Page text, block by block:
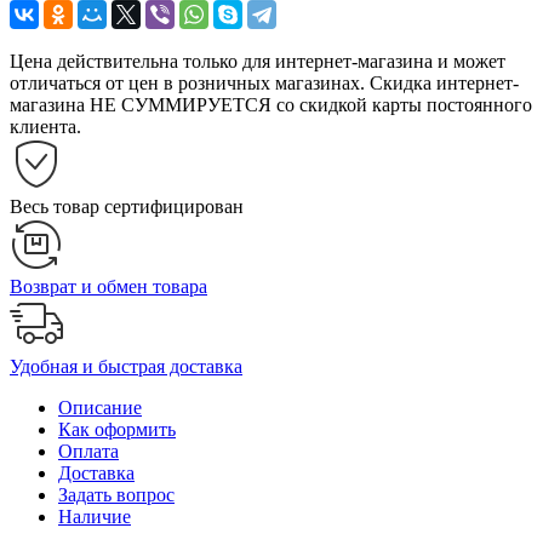
Цена действительна только для интернет-магазина и может
отличаться от цен в розничных магазинах. Скидка интернет-
магазина НЕ СУММИРУЕТСЯ со скидкой карты постоянного
клиента.
Весь товар сертифицирован
Возврат и обмен товара
Удобная и быстрая доставка
Описание
Как оформить
Оплата
Доставка
Задать вопрос
Наличие